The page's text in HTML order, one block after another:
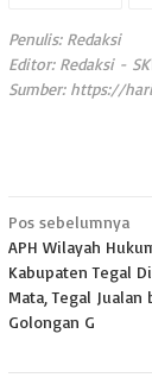
Penulis: Redaksi
Editor: Redaksi -
Sumber: https://
Navigasi
pos
Pos sebelumnya
APH Wilayah
Kabupaten Tegal
Mata, Tegal Jualan
Golongan G